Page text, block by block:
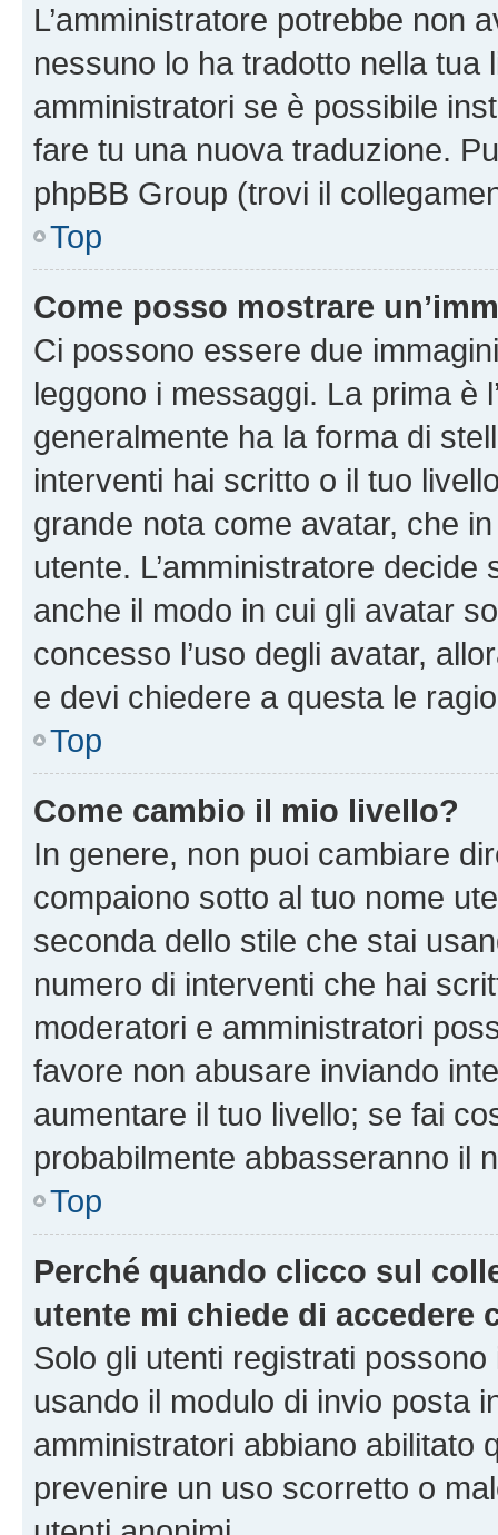
L’amministratore potrebbe non
nessuno lo ha tradotto nella tua
amministratori se è possibile
fare tu una nuova traduzione.
phpBB Group (trovi il
Top
Come posso mostrare
Ci possono essere due
leggono i messaggi. La prima è
generalmente ha la forma di
interventi hai scritto o il tuo
grande nota come avatar, che
utente. L’amministratore
anche il modo in cui gli avatar
concesso l’uso degli avatar,
e devi chiedere a questa le
Top
Come cambio il mio livello?
In genere, non puoi cambiare
compaiono sotto al tuo nome
seconda dello stile che stai
numero di interventi che hai
moderatori e amministratori
favore non abusare inviando
aumentare il tuo livello; se fai
probabilmente abbasseranno il
Top
Perché quando clicco sul
utente mi chiede di accedere
Solo gli utenti registrati
usando il modulo di invio posta
amministratori abbiano abilitato
prevenire un uso scorretto o